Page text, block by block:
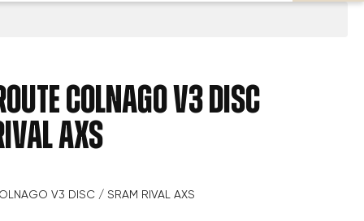
COLNAGO V3 DISC
AXS
V3 DISC / SRAM RIVAL AXS